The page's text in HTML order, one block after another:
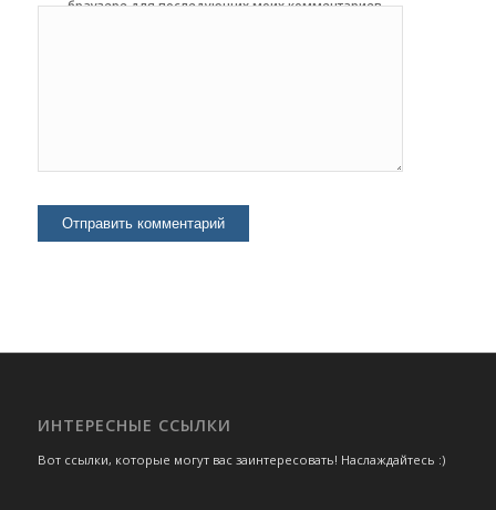
браузере для последующих моих комментариев.
ИНТЕРЕСНЫЕ ССЫЛКИ
Вот ссылки, которые могут вас заинтересовать! Наслаждайтесь :)